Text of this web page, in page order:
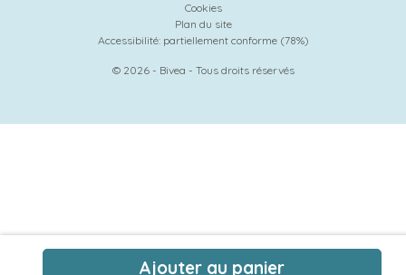
Ajouter au panier
Cookies
Plan du site
Accessibilité: partiellement conforme (78%)
© 2026 - Bivea - Tous droits réservés